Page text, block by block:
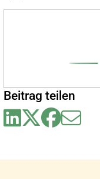
Beitrag teilen